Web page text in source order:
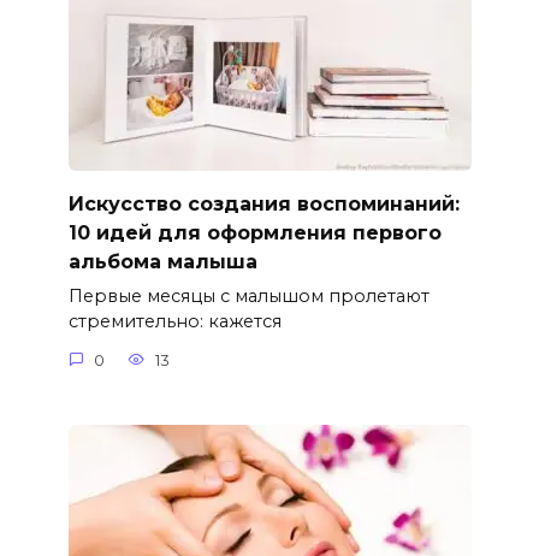
Искусство создания воспоминаний:
10 идей для оформления первого
альбома малыша
Первые месяцы с малышом пролетают
стремительно: кажется
0 13